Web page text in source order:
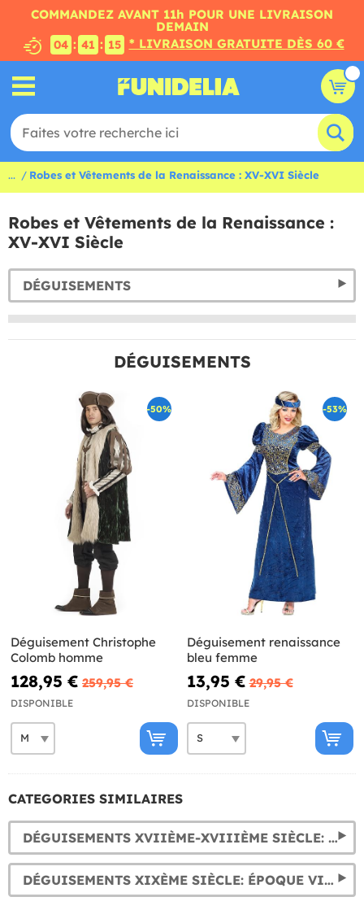
COMMANDEZ AVANT 11h POUR UNE LIVRAISON
DEMAIN
04 : 41 : 15 * LIVRAISON GRATUITE DÈS 60 €
... Robes et Vêtements de la Renaissance : XV-XVI Siècle
Robes et Vêtements de la Renaissance :
XV-XVI Siècle
DÉGUISEMENTS
DÉGUISEMENTS
-50%
Déguisement Christophe
Colomb homme
128,95 € 259,95 €
DISPONIBLE
-53%
Déguisement renaissance
bleu femme
13,95 € 29,95 €
DISPONIBLE
CATEGORIES SIMILAIRES
DÉGUISEMENTS XVIIÈME-XVIIIÈME SIÈCLE: BAROQUE & RÉVOLUTION FRANÇAISE
DÉGUISEMENTS XIXÈME SIÈCLE: ÉPOQUE VICTORIENNE